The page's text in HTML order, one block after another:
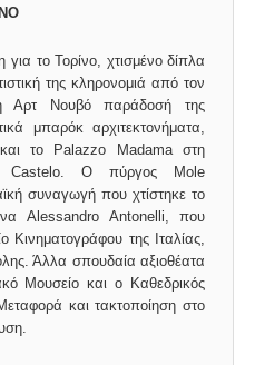
το Τορίνο, χτισμένο δίπλα
της κληρονομιά από τον
Αρτ Νουβό παράδοσή της
μπαρόκ αρχιτεκτονήματα,
το Palazzo Madama στη
Castelo. Ο πύργος Mole
συναγωγή που χτίστηκε το
Alessandro Antonelli, που
Κινηματογράφου της Ιταλίας,
Άλλα σπουδαία αξιοθέατα
Μουσείο και ο Καθεδρικός
και τακτοποίηση στο